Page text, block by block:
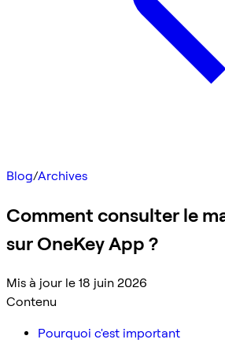
Blog/Archives
Comment consulter le
sur OneKey App ?
Mis à jour le 18 juin 2026
Contenu
Pourquoi c'est important